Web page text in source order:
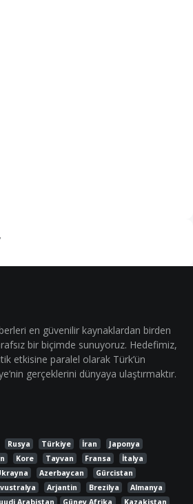
en güvenilir kaynaklardan birden
bir biçimde sunuyoruz. Hedefimiz,
etkisine paralel olarak Türk’ün
gerçeklerini dünyaya ulaştırmaktır.
Rusya Türkiye İran
Japonya
Kore Tayvan Fransa
İtalya
Azerbaycan
Gürcistan
Arjantin Brezilya
Almanya
Arabistan Güney Afrika Kazakistan